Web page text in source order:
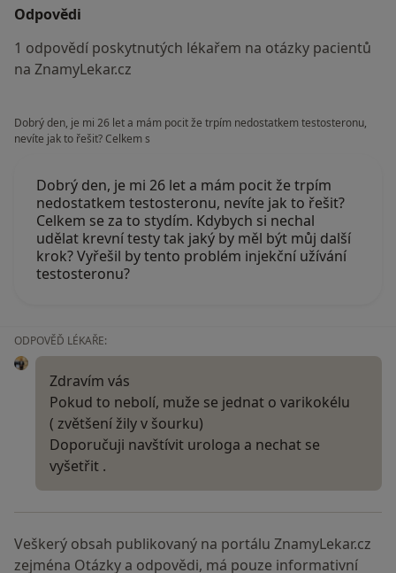
Odpovědi
1 odpovědí poskytnutých lékařem na otázky pacientů
na ZnamyLekar.cz
Dobrý den, je mi 26 let a mám pocit že trpím nedostatkem testosteronu,
nevíte jak to řešit? Celkem s
Dobrý den, je mi 26 let a mám pocit že trpím
nedostatkem testosteronu, nevíte jak to řešit?
Celkem se za to stydím. Kdybych si nechal
udělat krevní testy tak jaký by měl být můj další
krok? Vyřešil by tento problém injekční užívání
testosteronu?
ODPOVĚĎ LÉKAŘE:
Zdravím vás
Pokud to nebolí, muže se jednat o varikokélu
( zvětšení žily v šourku)
Doporučuji navštívit urologa a nechat se
vyšetřit .
Veškerý obsah publikovaný na portálu ZnamyLekar.cz
zejména Otázky a odpovědi, má pouze informativní